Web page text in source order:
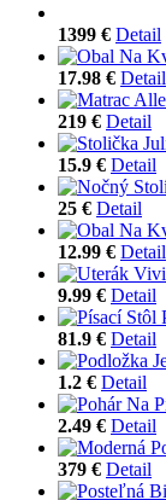
1399 € Detail
17.98 € Detail
219 € Detail
15.9 € Detail
25 € Detail
12.99 € Detail
9.99 € Detail
81.9 € Detail
1.2 € Detail
2.49 € Detail
379 € Detail